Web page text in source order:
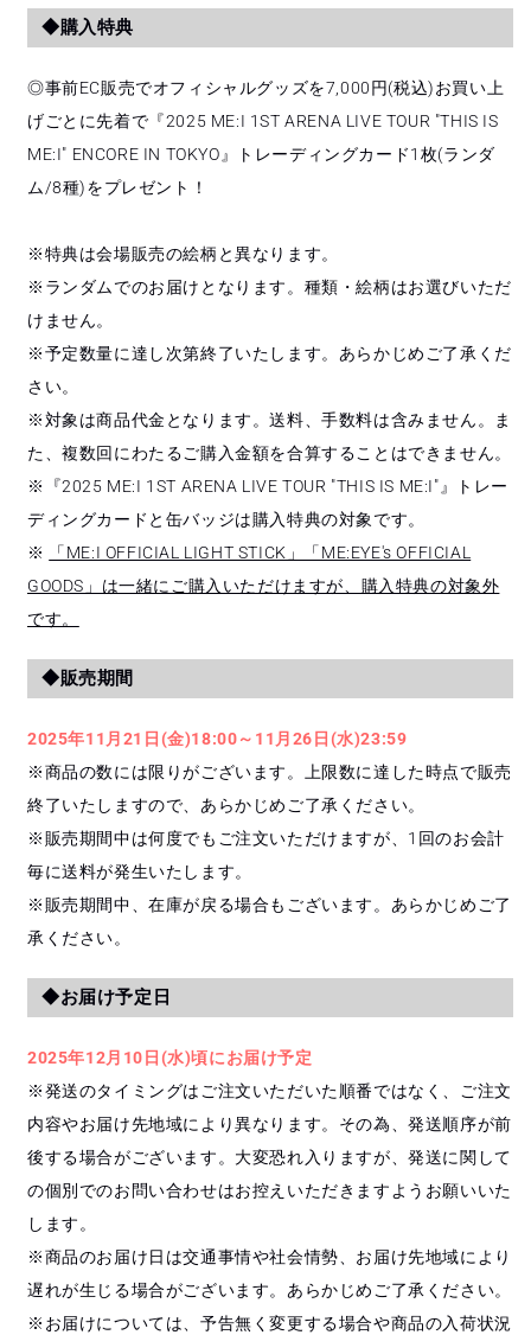
◆購入特典
◎事前EC販売でオフィシャルグッズを7,000円(税込)お買い上
げごとに先着で『2025 ME:I 1ST ARENA LIVE TOUR "THIS IS
ME:I" ENCORE IN TOKYO』トレーディングカード1枚(ランダ
ム/8種)をプレゼント！
※特典は会場販売の絵柄と異なります。
※ランダムでのお届けとなります。種類・絵柄はお選びいただ
けません。
※予定数量に達し次第終了いたします。あらかじめご了承くだ
さい。
※対象は商品代金となります。送料、手数料は含みません。ま
た、複数回にわたるご購入金額を合算することはできません。
※『2025 ME:I 1ST ARENA LIVE TOUR "THIS IS ME:I"』トレー
ディングカードと缶バッジは購入特典の対象です。
※
「ME:I OFFICIAL LIGHT STICK」「ME:EYE's OFFICIAL
GOODS」は一緒にご購入いただけますが、購入特典の対象外
です。
◆販売期間
2025年11月21日(金)18:00～11月26日(水)23:59
※商品の数には限りがございます。上限数に達した時点で販売
終了いたしますので、あらかじめご了承ください。
※販売期間中は何度でもご注文いただけますが、1回のお会計
毎に送料が発生いたします。
※販売期間中、在庫が戻る場合もございます。あらかじめご了
承ください。
◆お届け予定日
2025年12月10日(水)頃にお届け予定
※発送のタイミングはご注文いただいた順番ではなく、ご注文
内容やお届け先地域により異なります。その為、発送順序が前
後する場合がございます。大変恐れ入りますが、発送に関して
の個別でのお問い合わせはお控えいただきますようお願いいた
します。
※商品のお届け日は交通事情や社会情勢、お届け先地域により
遅れが生じる場合がございます。あらかじめご了承ください。
※お届けについては、予告無く変更する場合や商品の入荷状況